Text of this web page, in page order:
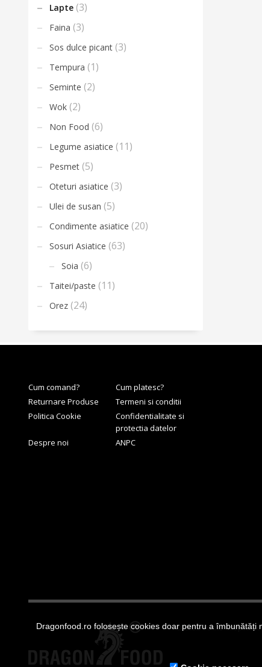
Lapte (3)
Faina (3)
Sos dulce picant (3)
Tempura (1)
Seminte (2)
Wok (2)
Non Food (6)
Legume asiatice (11)
Pesmet (5)
Oteturi asiatice (3)
Ulei de susan (5)
Condimente asiatice (20)
Sosuri Asiatice (63)
Soia (6)
Taitei/paste (11)
Orez (24)
Cum comand?
Cum platesc?
Returnare Produse
Termeni si conditii
Politica Cookie
Confidentialitate si
protectia datelor
Despre noi
ANPC
© 2022 Toate
Dragonfood.ro folosește cookies doar pentru a